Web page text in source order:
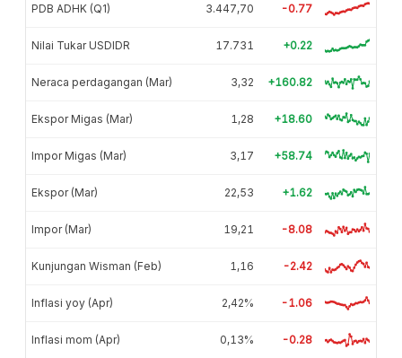
PDB ADHK (Q1) 3.447,70 -0.77
Nilai Tukar USDIDR 17.731 +0.22
Neraca perdagangan (Mar) 3,32 +160.82
Ekspor Migas (Mar) 1,28 +18.60
Impor Migas (Mar) 3,17 +58.74
Ekspor (Mar) 22,53 +1.62
Impor (Mar) 19,21 -8.08
Kunjungan Wisman (Feb) 1,16 -2.42
Inflasi yoy (Apr) 2,42% -1.06
Inflasi mom (Apr) 0,13% -0.28